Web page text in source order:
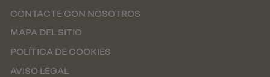
CONTACTE CON NOSOTROS
MAPA DEL SITIO
POLÍTICA DE COOKIES
AVISO LEGAL